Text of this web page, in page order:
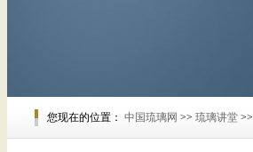
您现在的位置： 中国琉璃网 >> 琉璃讲堂 >>